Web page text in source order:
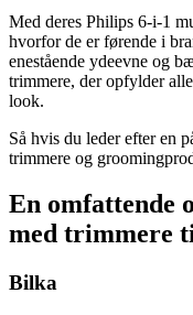
Med deres Philips 6-i-1
hvorfor de er førende i
enestående ydeevne og
trimmere, der opfylder
look.
Så hvis du leder efter en
trimmere og
En omfattende
med trimmere
Bilka